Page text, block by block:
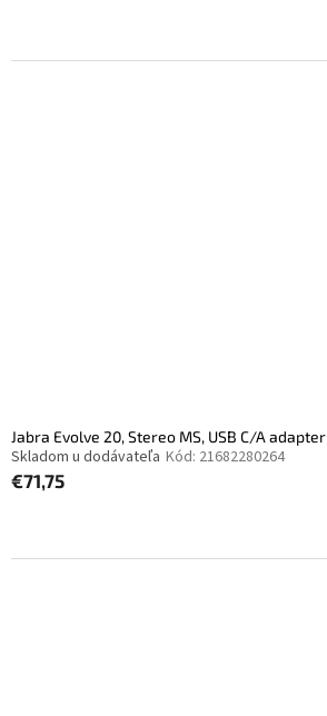
Jabra Evolve 20, Stereo MS, USB C/A adapter
Skladom u dodávateľa Kód: 21682280264
€71,75